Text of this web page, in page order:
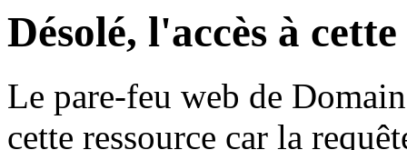
Désolé, l'accès à
Le pare-feu web de
cette ressource car la